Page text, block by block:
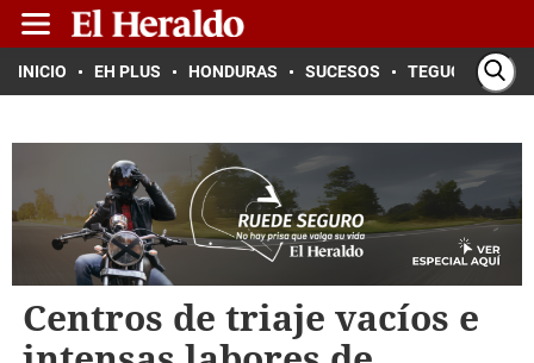
INICIO EH PLUS HONDURAS SUCESOS TEGUCIGALPA
Centros de triaje vacíos e